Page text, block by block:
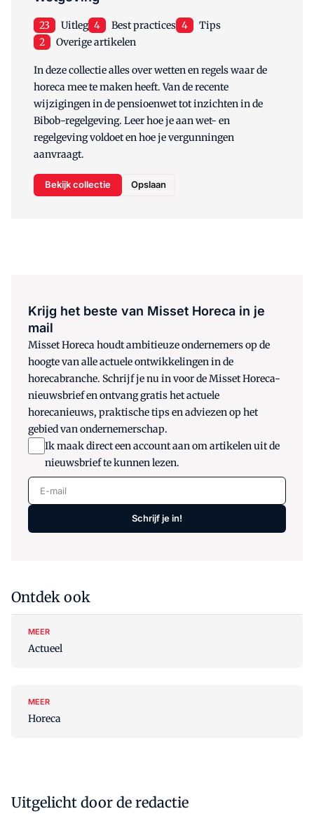
23 Uitleg 4 Best practices 4
Tips
2
Overige artikelen
In deze collectie alles over wetten en regels waar de
horeca mee te maken heeft. Van de recente
wijzigingen in de pensioenwet tot inzichten in de
Bibob-regelgeving. Leer hoe je aan wet- en
regelgeving voldoet en hoe je vergunningen
aanvraagt.
Bekijk collectie Opslaan
Krijg het beste van Misset Horeca in je
mail
Misset Horeca houdt ambitieuze ondernemers op de
hoogte van alle actuele ontwikkelingen in de
horecabranche. Schrijf je nu in voor de Misset Horeca-
nieuwsbrief en ontvang gratis het actuele
horecanieuws, praktische tips en adviezen op het
gebied van ondernemerschap.
Ik maak direct een account aan om artikelen uit de
nieuwsbrief te kunnen lezen.
E-mail
Schrijf je in!
Ontdek ook
MEER
Actueel
MEER
Horeca
Uitgelicht door de redactie